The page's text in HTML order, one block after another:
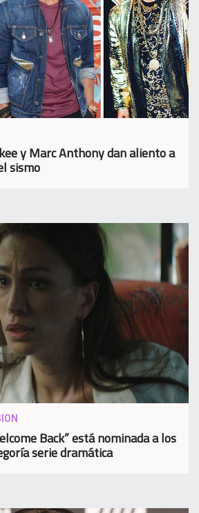
y Marc Anthony dan aliento a
sismo
Back” está nominada a los
serie dramática